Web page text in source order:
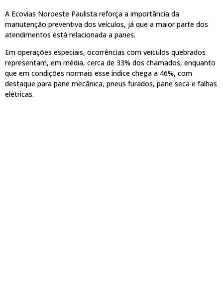
A Ecovias Noroeste Paulista reforça a importância da
manutenção preventiva dos veículos, já que a maior parte dos
atendimentos está relacionada a panes.
Em operações especiais, ocorrências com veículos quebrados
representam, em média, cerca de 33% dos chamados, enquanto
que em condições normais esse índice chega a 46%, com
destaque para pane mecânica, pneus furados, pane seca e falhas
elétricas.